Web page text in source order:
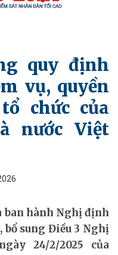
quy định
vụ, quyền
chức của
nước Việt
ban hành Nghị định
bổ sung Điều 3 Nghị
24/2/2025 của